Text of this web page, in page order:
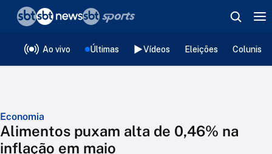
Ao vivo Últimas Vídeos Eleições
Economia
Alimentos puxam alta de 0,46% na
inflação em maio
❮voltar
Editorias